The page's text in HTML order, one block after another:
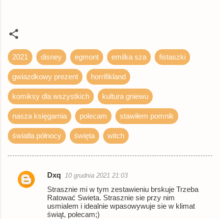
2021 disney egmont emilka sza fistaszki
gwiazdkowy prezent horrifikland
komiksy dla wszystkich kultura gniewu
nasza księgarnia polecam stawiłem pomnik
światła północy święta witch
K
Dxq 10 grudnia 2021 21:03
Strasznie mi w tym zestawieniu brskuje Trzeba
Ratować Swieta. Strasznie sie przy nim
usmialem i idealnie wpasowywuje sie w klimat
świąt, polecam;)